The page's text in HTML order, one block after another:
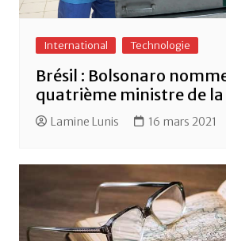
International Technologie
Brésil : Bolsonaro
quatrième ministre de la
Lamine Lunis 16 mars 2021